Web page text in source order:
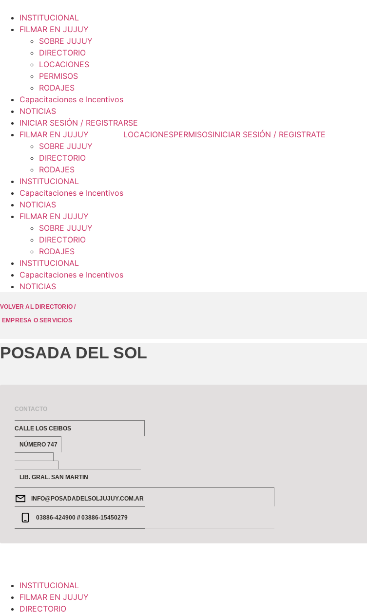
contenido
INSTITUCIONAL
FILMAR EN JUJUY
SOBRE JUJUY
DIRECTORIO
LOCACIONES
PERMISOS
RODAJES
Capacitaciones e Incentivos
NOTICIAS
INICIAR SESIÓN / REGISTRARSE
FILMAR EN JUJUY
SOBRE JUJUY
DIRECTORIO
RODAJES
INSTITUCIONAL
Capacitaciones e Incentivos
NOTICIAS
FILMAR EN JUJUY
SOBRE JUJUY
DIRECTORIO
RODAJES
INSTITUCIONAL
Capacitaciones e Incentivos
NOTICIAS
LOCACIONESPERMISOSINICIAR SESIÓN / REGISTRATE
VOLVER AL DIRECTORIO /
EMPRESA O SERVICIOS
POSADA DEL SOL
CONTACTO
CALLE LOS CEIBOS
NÚMERO 747
LIB. GRAL. SAN MARTIN
INFO@POSADADELSOLJUJUY.COM.AR
03886-424900 // 03886-15450279
INSTITUCIONAL
FILMAR EN JUJUY
DIRECTORIO